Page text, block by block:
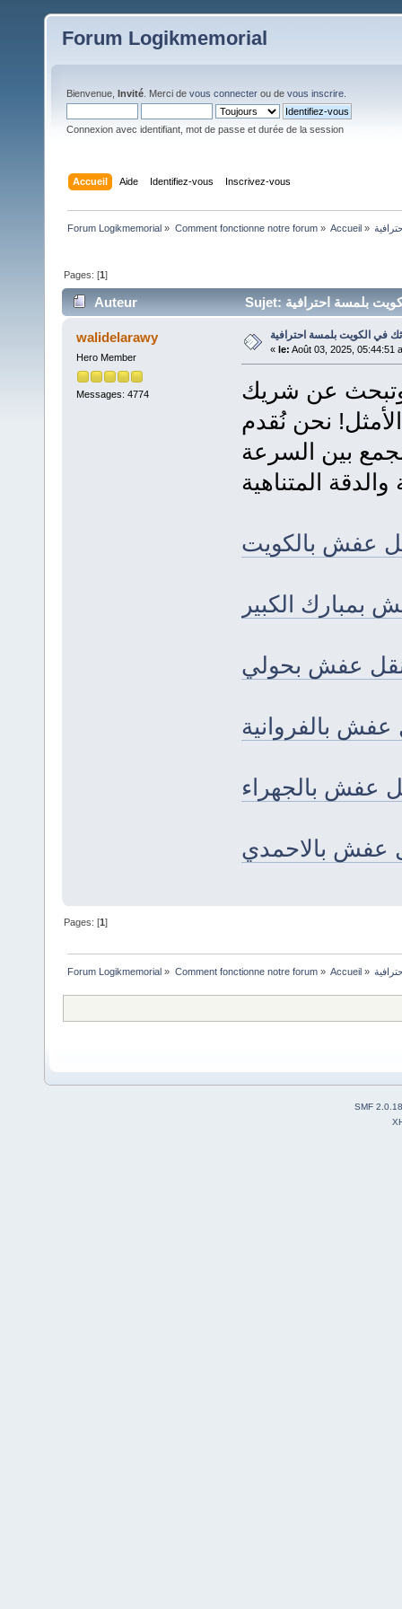
Forum Logikmemorial
Bienvenue, Invité . Merci de vous connecter ou de vous inscrire
Connexion avec identifiant, mot de passe et durée de la session
Accueil Aide Identifiez-vous Inscrivez-vous
Forum Logikmemorial » Comment fonctionne notre forum» Accueil»
Pages: [1]
Auteur
walidelarawy
Hero Member
Messages: 4774
« le: Août 03, 2025, 05:44:51
وتبحث عن شريك
نحن نُقدم
بين السرعة
عفش بالكويت
الكبير
عفش بحولي
بالفروانية
عفش بالجهراء
عفش بالاحمدي
Pages: [1]
Forum Logikmemorial » Comment fonctionne notre forum» Accueil »
SMF 2.0.18